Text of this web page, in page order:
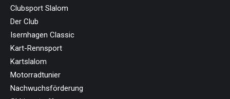
Clubsport Slalom
Der Club
Isernhagen Classic
Kart-Rennsport
Kartslalom
Motorradtunier
Nachwuchsförderung